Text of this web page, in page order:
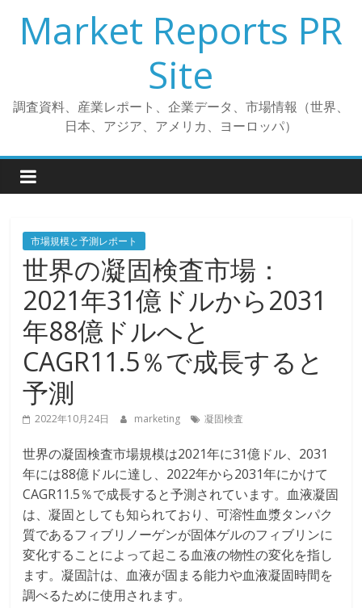
プ
Market Reports PR
Site
調査資料、産業レポート、企業データ、市場情報（世界、
日本、アジア、アメリカ、ヨーロッパ）
市場規模と予測レポート
世界の凝固検査市場：
2021年31億ドルから2031
年88億ドルへと
CAGR11.5％で成長すると
予測
2022年10月24日 marketing 凝固検査
世界の凝固検査市場規模は2021年に31億ドル、2031
年には88億ドルに達し、2022年から2031年にかけて
CAGR11.5％で成長すると予測されています。血液凝固
は、凝固としても知られており、可溶性血漿タンパク
質であるフィブリノーゲンが固体ゲルのフィブリンに
変化することによって起こる血液の物性の変化を指し
ます。凝固計は、血液が固まる能力や血液凝固時間を
調べるために使用されます。